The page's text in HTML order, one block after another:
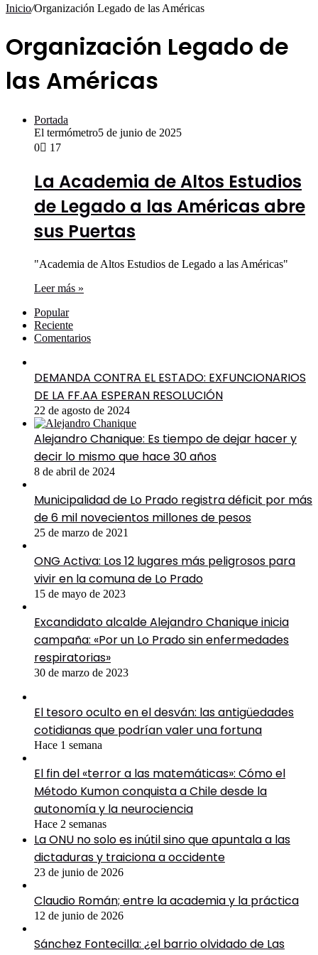
Inicio/Organización Legado de las Américas
Organización Legado de
las Américas
Portada
El termómetro5 de junio de 2025
0
17
La Academia de Altos Estudios
de Legado a las Américas abre
sus Puertas
"Academia de Altos Estudios de Legado a las Américas"
Leer más »
Popular
Reciente
Comentarios
DEMANDA CONTRA EL ESTADO: EXFUNCIONARIOS
DE LA FF.AA ESPERAN RESOLUCIÓN
22 de agosto de 2024
Alejandro Chanique: Es tiempo de dejar hacer y
decir lo mismo que hace 30 años
8 de abril de 2024
Municipalidad de Lo Prado registra déficit por más
de 6 mil novecientos millones de pesos
25 de marzo de 2021
ONG Activa: Los 12 lugares más peligrosos para
vivir en la comuna de Lo Prado
15 de mayo de 2023
Excandidato alcalde Alejandro Chanique inicia
campaña: «Por un Lo Prado sin enfermedades
respiratorias»
30 de marzo de 2023
El tesoro oculto en el desván: las antigüedades
cotidianas que podrían valer una fortuna
Hace 1 semana
El fin del «terror a las matemáticas»: Cómo el
Método Kumon conquista a Chile desde la
autonomía y la neurociencia
Hace 2 semanas
La ONU no solo es inútil sino que apuntala a las
dictaduras y traiciona a occidente
23 de junio de 2026
Claudio Román; entre la academia y la práctica
12 de junio de 2026
Sánchez Fontecilla: ¿el barrio olvidado de Las